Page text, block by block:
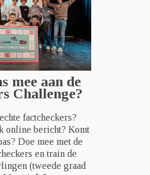
mee aan de
Challenge?
factcheckers?
online bericht? Komt
Doe mee met de
en train de
(tweede graad